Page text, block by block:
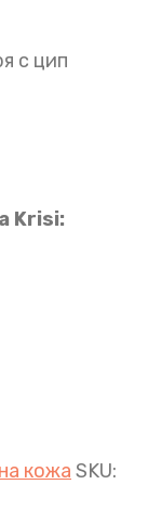
с цип
Krisi:
кожа SKU: